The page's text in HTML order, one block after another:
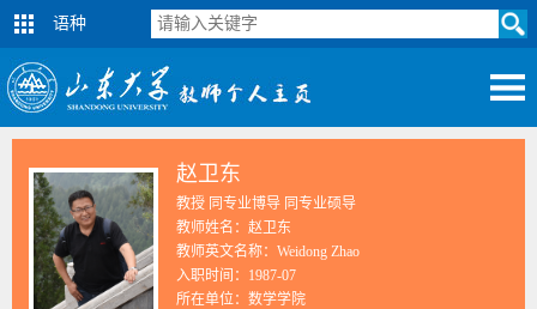
语种
赵卫东
教授 同专业博导 同专业硕导
教师姓名：赵卫东
教师英文名称：Weidong Zhao
入职时间：1987-07
所在单位：数学学院